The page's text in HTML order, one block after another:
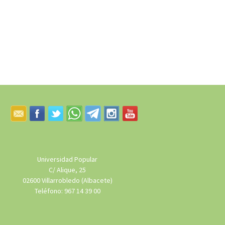
Universidad Popular
C/ Alique, 25
02600 Villarrobledo (Albacete)
Teléfono: 967 14 39 00